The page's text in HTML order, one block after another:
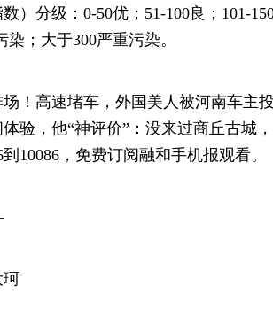
）分级：0-50优；51-100良；101-
染；大于300严重污染。
！高速堵车，外国美人被河南车主
验，他“神评价” ：没来过商丘古
10086，免费订阅融和手机报观看。
珂